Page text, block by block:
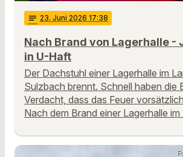
notes 23. Juni 2026 17:38
Nach Brand von Lagerhalle -
in U-Haft
Der Dachstuhl einer Lagerhalle im
Sulzbach brennt. Schnell haben die
Verdacht, dass das Feuer
Nach dem Brand einer Lagerhalle